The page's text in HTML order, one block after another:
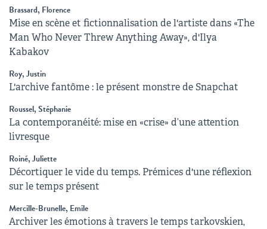
Brassard, Florence
Mise en scène et fictionnalisation de l'artiste dans «The
Man Who Never Threw Anything Away», d'Ilya
Kabakov
Roy, Justin
L'archive fantôme : le présent monstre de Snapchat
Roussel, Stéphanie
La contemporanéité: mise en «crise» d’une attention
livresque
Roiné, Juliette
Décortiquer le vide du temps. Prémices d'une réflexion
sur le temps présent
Mercille-Brunelle, Emile
Archiver les émotions à travers le temps tarkovskien,